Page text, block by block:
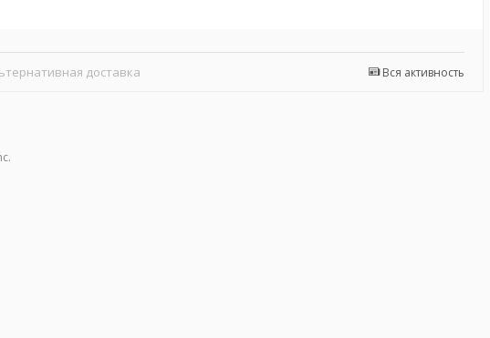
Вся активность
доставка